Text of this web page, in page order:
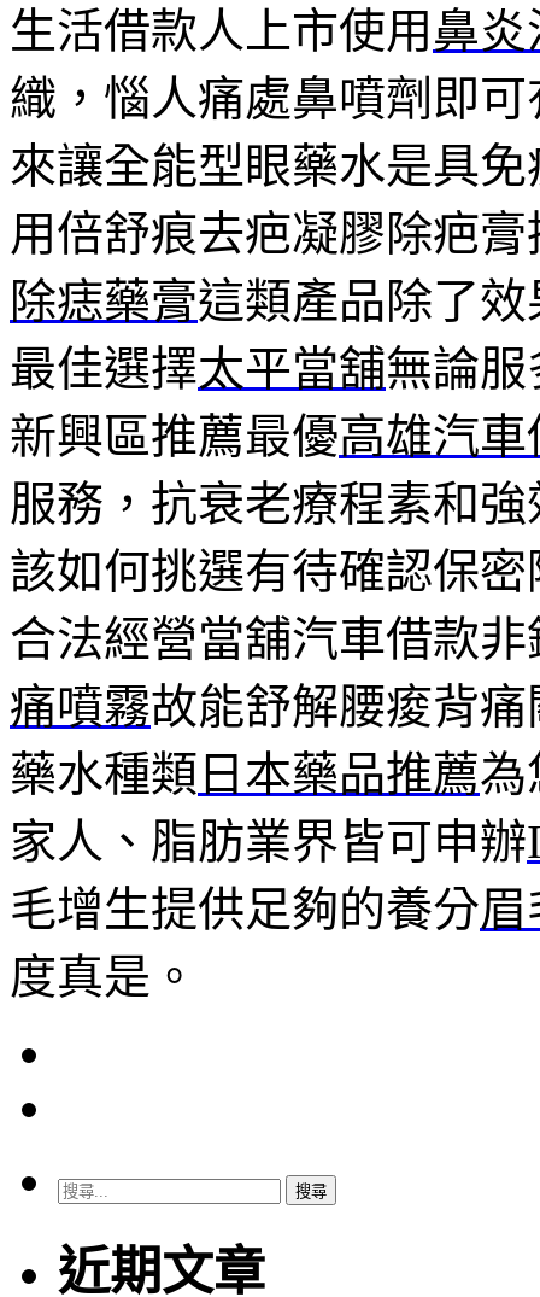
生活借款人上市使用 鼻炎
織，惱人痛處鼻噴劑即
來讓全能型眼藥水是具
用倍舒痕去疤凝膠除疤
除痣藥膏這類產品除了
最佳選擇太平當舖無論
新興區推薦最優高雄汽車
服務，抗衰老療程素和
該如何挑選有待確認保
合法經營當舖汽車借款
痛噴霧故能舒解腰痠背
藥水種類 日本藥品推薦為
家人、脂肪業界皆可申辦
毛增生提供足夠的養分
度真是。
搜
關
鍵
近期文章